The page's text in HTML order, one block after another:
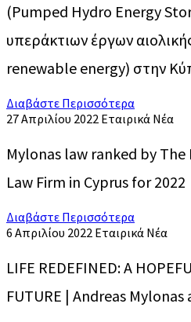
(Pumped Hydro Energy
υπεράκτιων έργων
renewable energy) στην
Διαβάστε Περισσότερα
27 Απριλίου 2022 Εταιρικά Νέα
Mylonas law ranked by The
Law Firm in Cyprus for 2022
Διαβάστε Περισσότερα
6 Απριλίου 2022 Εταιρικά Νέα
LIFE REDEFINED: A
FUTURE | Andreas Mylonas